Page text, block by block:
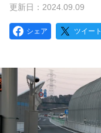
更新日：2024.09.09
シェア ツイート